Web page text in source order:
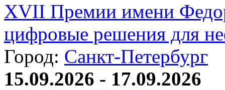
XVII Премии имени
цифровые решения для
Город: Санкт-Петербург
15.09.2026 - 17.09.2026